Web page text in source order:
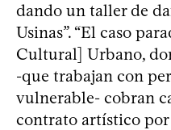
dando un taller de
Usinas”. “El caso
Cultural] Urbano,
-que trabajan con
vulnerable- cobran
contrato artístico por